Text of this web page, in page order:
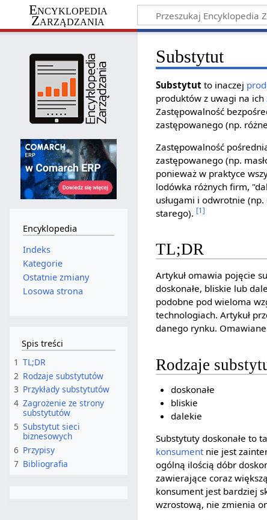
Encyklopedia
Zarządzania
Substytut
Substytut to inaczej
produktów z uwagi na ich
Zastępowalność
zastępowanego (np.
Zastępowalność
zastępowanego (np.
ponieważ w praktyce
lodówka różnych firm,
usługami i odwrotnie
starego). [1]
TL;DR
Artykuł omawia pojęcie
doskonałe, bliskie lub
podobne pod wieloma
technologiach. Artykuł
danego rynku.
Rodzaje
doskonałe
bliskie
dalekie
Substytuty doskonałe to
konsumentnie jest
ogólną ilością dóbr
zawierające coraz
konsument jest bardziej
wzrostową, nie zmienia
Encyklopedia
Indeks
Kategorie
Ostatnie zmiany
Losowa strona
Spis treści
1 TL;DR
2 Rodzaje substytutów
3 Przykłady substytutów
4 Zagrożenie ze strony
substytutów
5 Substytut sieci
biznesowych
6 Przypisy
7 Bibliografia